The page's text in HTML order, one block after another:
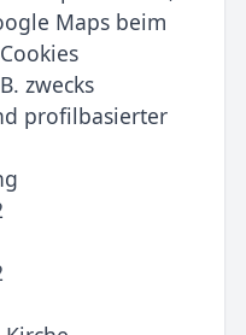
Maps beim
zwecks
profilbasierter